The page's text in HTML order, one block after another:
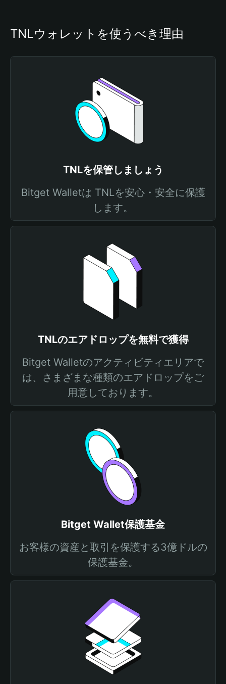
TNLウォレットを使うべき理由
TNLを保管しましょう
Bitget Walletは TNLを安心・安全に保護
します。
TNLのエアドロップを無料で獲得
Bitget Walletのアクティビティエリアで
は、さまざまな種類のエアドロップをご
用意しております。
Bitget Wallet保護基金
お客様の資産と取引を保護する3億ドルの
保護基金。